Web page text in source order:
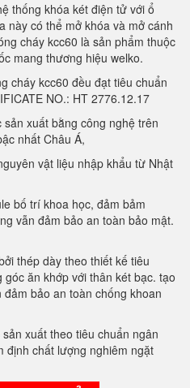
thống khóa két điện tử với ổ
này có thể mở khóa và mở cánh
cháy kcc60 là sản phẩm thuộc
mang thương hiệu welko.
cháy kcc60 đều đạt tiêu chuẩn
NO.: HT 2776.12.17
xuất bằng công nghệ trên
nhất Châu Á,
vật liệu nhập khẩu từ Nhật
bố trí khoa học, đảm bảm
vẫn đảm bảo an toàn bảo mật.
thép dày theo thiết kế tiêu
ăn khớp với thân két bạc. tạo
bảo an toàn chống khoan
xuất theo tiêu chuẩn ngân
định chất lượng nghiêm ngặt